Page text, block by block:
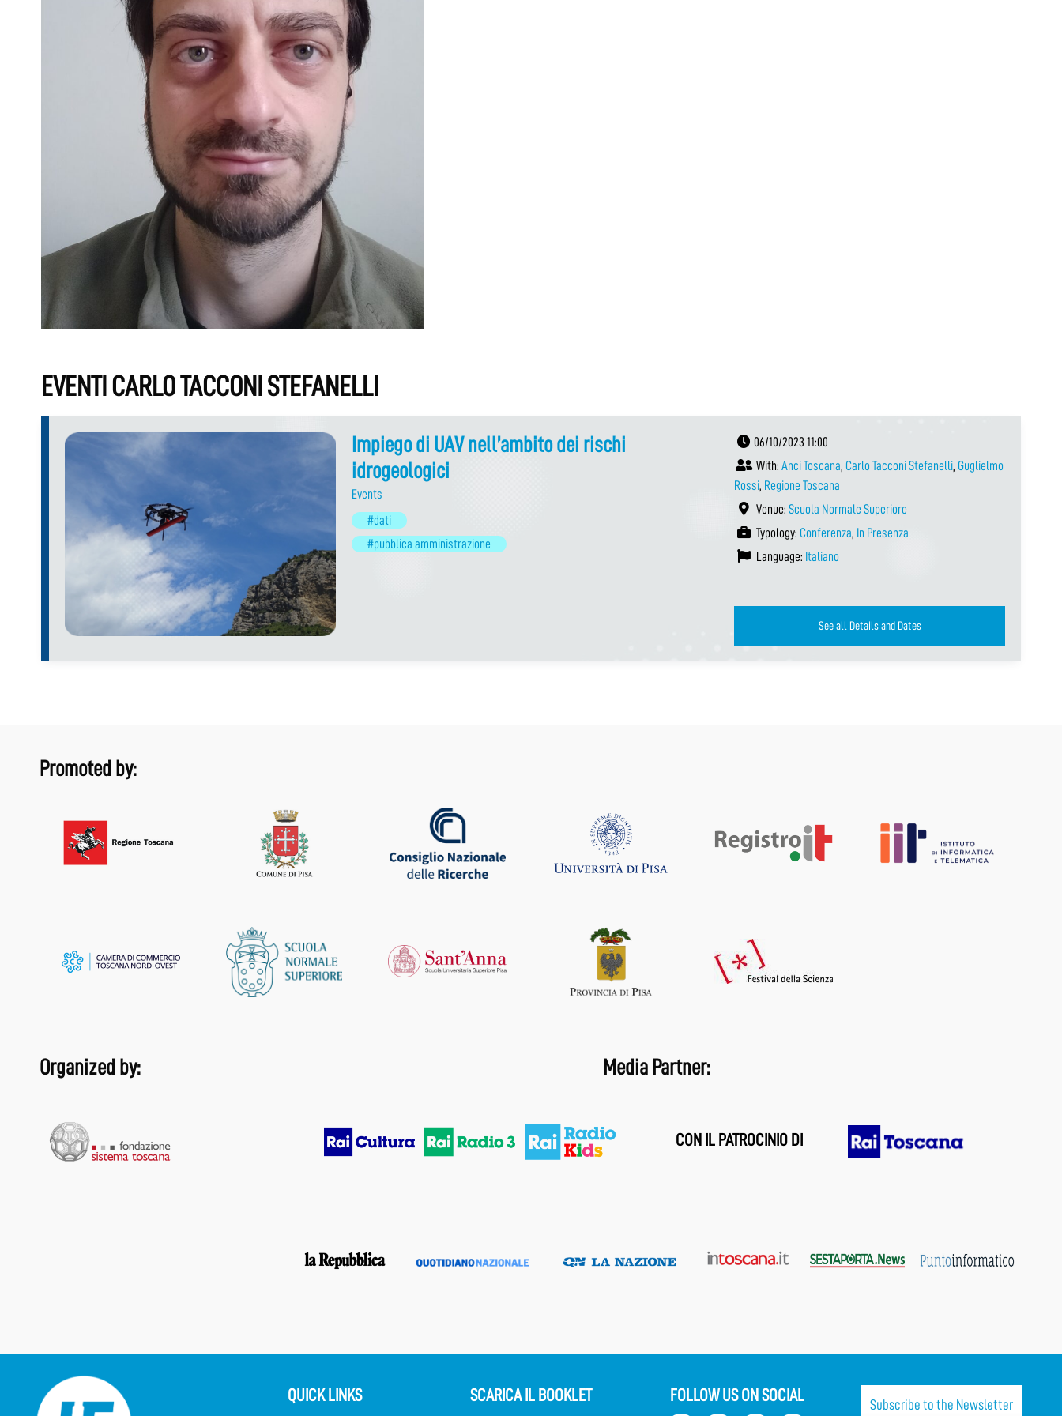
EVENTI CARLO TACCONI STEFANELLI
Impiego di UAV nell’ambito dei rischi
idrogeologici
Events
#dati
#pubblica amministrazione
06/10/2023 11:00
With: Anci Toscana, Carlo Tacconi Stefanelli, Guglielmo
Rossi, Regione Toscana
Venue: Scuola Normale Superiore
Typology: Conferenza, In Presenza
Language: Italiano
See all Details and Dates
Promoted by:
Organized by: Media Partner:
CON IL PATROCINIO DI
QUICK LINKS SCARICA IL BOOKLET FOLLOW US ON SOCIAL
Subscribe to the Newsletter